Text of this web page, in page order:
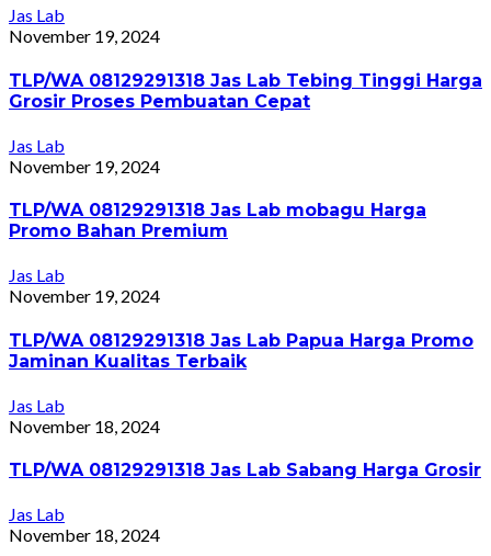
Jas Lab
November 19, 2024
TLP/WA 08129291318 Jas Lab Tebing Tinggi Harga
Grosir Proses Pembuatan Cepat
Jas Lab
November 19, 2024
TLP/WA 08129291318 Jas Lab mobagu Harga
Promo Bahan Premium
Jas Lab
November 19, 2024
TLP/WA 08129291318 Jas Lab Papua Harga Promo
Jaminan Kualitas Terbaik
Jas Lab
November 18, 2024
TLP/WA 08129291318 Jas Lab Sabang Harga Grosir
Jas Lab
November 18, 2024